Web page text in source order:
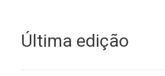
Última edição